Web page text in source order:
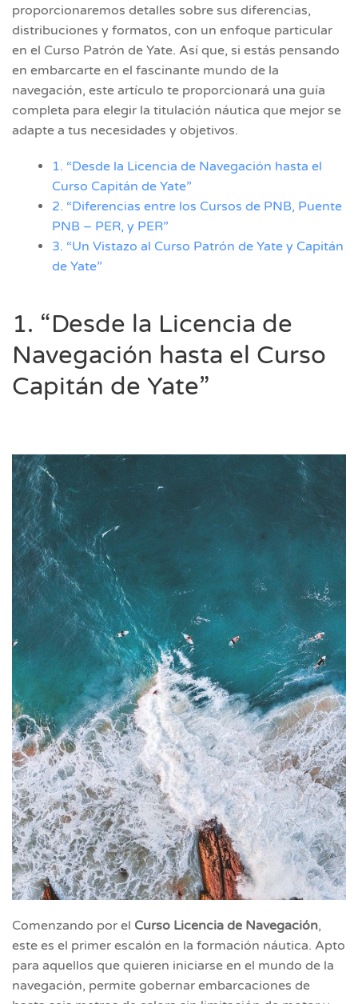
proporcionaremos detalles sobre sus diferencias,
distribuciones y formatos, con un enfoque particular
en el Curso Patrón de Yate. Así que, si estás pensando
en embarcarte en el fascinante mundo de la
navegación, este artículo te proporcionará una guía
completa para elegir la titulación náutica que mejor se
adapte a tus necesidades y objetivos.
1. “Desde la Licencia de Navegación hasta el
Curso Capitán de Yate”
2. “Diferencias entre los Cursos de PNB, Puente
PNB – PER, y PER”
3. “Un Vistazo al Curso Patrón de Yate y Capitán
de Yate”
1. “Desde la Licencia de
Navegación hasta el Curso
Capitán de Yate”
Comenzando por el Curso Licencia de Navegación,
este es el primer escalón en la formación náutica. Apto
para aquellos que quieren iniciarse en el mundo de la
navegación, permite gobernar embarcaciones de